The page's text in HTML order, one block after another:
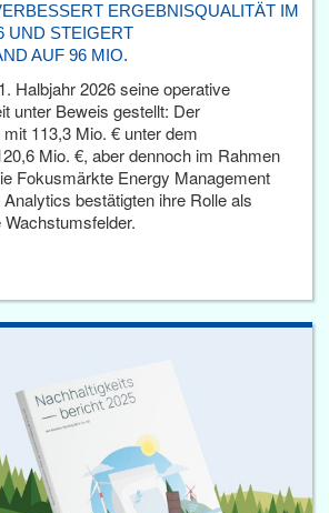
ERGEBNISQUALITÄT IM
UND STEIGERT
AUF 96 MIO.
Halbjahr 2026 seine operative
unter Beweis gestellt: Der
113,3 Mio. € unter dem
Mio. €, aber dennoch im Rahmen
Fokusmärkte Energy Management
bestätigten ihre Rolle als